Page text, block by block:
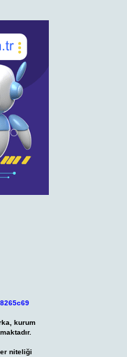
kurum
niteliği